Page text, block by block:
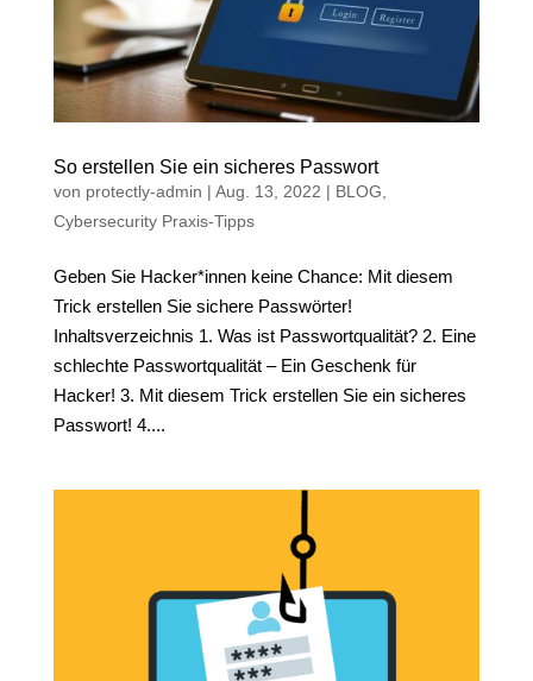
So erstellen Sie ein sicheres Passwort
von protectly-admin | Aug. 13, 2022 | BLOG
Cybersecurity Praxis-Tipps
Geben Sie Hacker*innen keine Chance: Mit diesem
Trick erstellen Sie sichere Passwörter!
Inhaltsverzeichnis 1. Was ist Passwortqualität? 2. Eine
schlechte Passwortqualität – Ein Geschenk für
Hacker! 3. Mit diesem Trick erstellen Sie ein sicheres
Passwort! 4....